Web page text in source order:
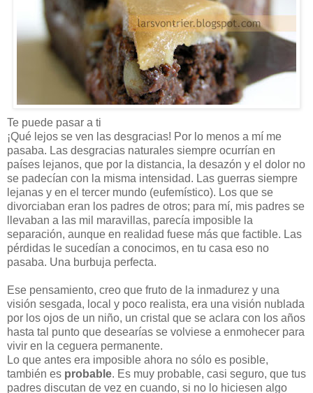
Te puede pasar a ti
¡Qué lejos se ven las desgracias! Por lo menos a mí me
pasaba. Las desgracias naturales siempre ocurrían en
países lejanos, que por la distancia, la desazón y el dolor no
se padecían con la misma intensidad. Las guerras siempre
lejanas y en el tercer mundo (eufemístico). Los que se
divorciaban eran los padres de otros; para mí, mis padres se
llevaban a las mil maravillas, parecía imposible la
separación, aunque en realidad fuese más que factible. Las
pérdidas le sucedían a conocimos, en tu casa eso no
pasaba. Una burbuja perfecta.
Ese pensamiento, creo que fruto de la inmadurez y una
visión sesgada, local y poco realista, era una visión nublada
por los ojos de un niño, un cristal que se aclara con los años
hasta tal punto que desearías se volviese a enmohecer para
vivir en la ceguera permanente.
Lo que antes era imposible ahora no sólo es posible,
también es probable. Es muy probable, casi seguro, que tus
padres discutan de vez en cuando, si no lo hiciesen algo